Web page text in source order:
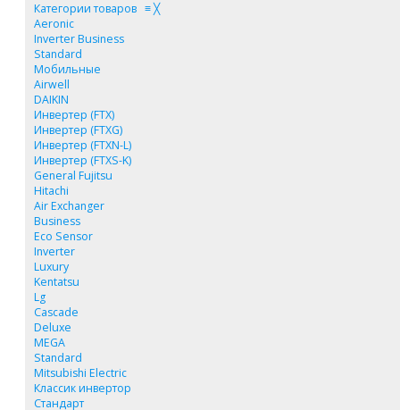
Категории товаров ≡╳
Aeronic
Inverter Business
Standard
Мобильные
Airwell
DAIKIN
Инвертер (FTX)
Инвертер (FTXG)
Инвертер (FTXN-L)
Инвертер (FTXS-K)
General Fujitsu
Hitachi
Air Exchanger
Business
Eco Sensor
Inverter
Luxury
Kentatsu
Lg
Cascade
Deluxe
MEGA
Standard
Mitsubishi Electric
Классик инвертор
Стандарт